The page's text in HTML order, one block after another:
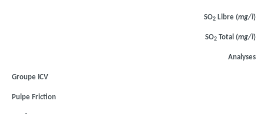
SO2 Libre (mg/l)
SO2 Total (mg/l)
Analyses
Groupe ICV
Pulpe Friction